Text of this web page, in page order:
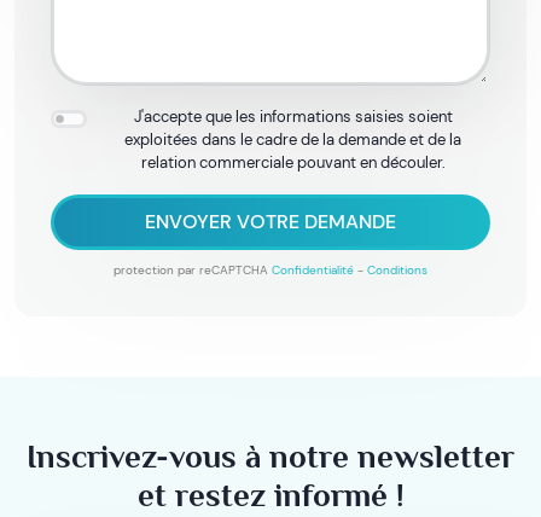
J'accepte que les informations saisies soient
exploitées dans le cadre de la demande et de la
relation commerciale pouvant en découler.
ENVOYER VOTRE DEMANDE
protection par reCAPTCHA Confidentialité - Conditions
Inscrivez-vous à notre newsletter
et restez informé !